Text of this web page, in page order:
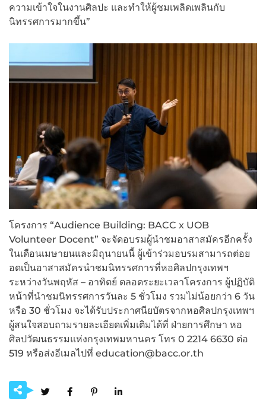
ความเข้าใจในงานศิลปะ และทำให้ผู้ชมเพลิดเพลินกับ
นิทรรศการมากขึ้น”
โครงการ “Audience Building: BACC x UOB
Volunteer Docent” จะจัดอบรมผู้นำชมอาสาสมัครอีกครั้ง
ในเดือนเมษายนและมิถุนายนนี้ ผู้เข้าร่วมอบรมสามารถต่อย
อดเป็นอาสาสมัครนำชมนิทรรศการที่หอศิลปกรุงเทพฯ
ระหว่างวันพฤหัส – อาทิตย์ ตลอดระยะเวลาโครงการ ผู้ปฏิบัติ
หน้าที่นำชมนิทรรศการวันละ 5 ชั่วโมง รวมไม่น้อยกว่า 6 วัน
หรือ 30 ชั่วโมง จะได้รับประกาศนียบัตรจากหอศิลปกรุงเทพฯ
ผู้สนใจสอบถามรายละเอียดเพิ่มเติมได้ที่ ฝ่ายการศึกษา หอ
ศิลปวัฒนธรรมแห่งกรุงเทพมหานคร โทร 0 2214 6630 ต่อ
519 หรือส่งอีเมลไปที่ education@bacc.or.th